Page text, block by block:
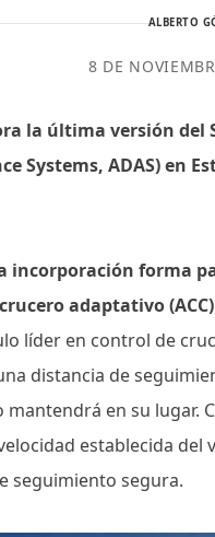
ALBERTO
8 DE
la última versión del
Systems, ADAS) en
incorporación forma
adaptativo
líder en control de
distancia de
mantendrá en su lugar.
establecida
seguimiento segura.